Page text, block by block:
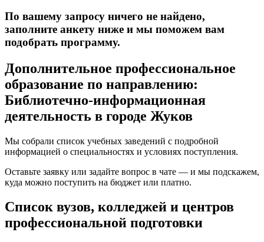
По вашему запросу ничего не найдено,
заполните анкету ниже и мы поможем вам
подобрать программу.
Дополнительное профессиональное
образование по направлению:
Библиотечно-информационная
деятельность в городе Жуков
Мы собрали список учебных заведений с подробной
информацией о специальностях и условиях поступления.
Оставьте заявку или задайте вопрос в чате — и мы подскажем,
куда можно поступить на бюджет или платно.
Список вузов, колледжей и центров
профессиональной подготовки